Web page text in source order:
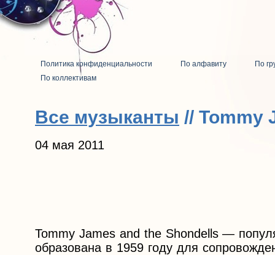
Политика конфиденциальности По алфавиту
По
По коллективам
Все музыканты // Tommy
04 мая 2011
Tommy James and the Shondells —
образована в 1959 году для